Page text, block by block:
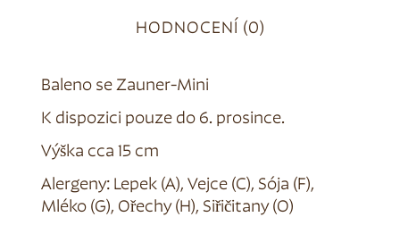
HODNOCENÍ (0)
Baleno se Zauner-Mini
K dispozici pouze do 6. prosince.
Výška cca 15 cm
Alergeny: Lepek (A), Vejce (C), Sója (F),
Mléko (G), Ořechy (H), Siřičitany (O)